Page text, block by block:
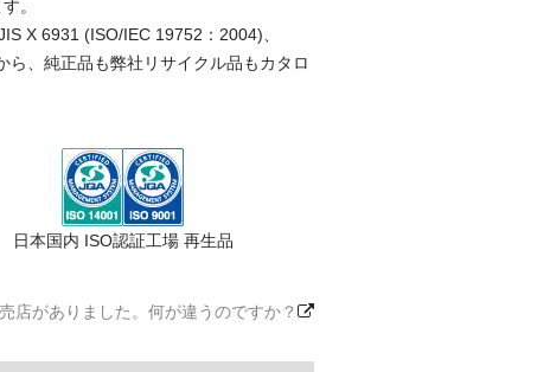
。
X 6931 (ISO/IEC 19752：2004)、
、純正品も弊社リサイクル品もカタロ
日本国内 ISO認証工場 再生品
店がありました。何が違うのですか？